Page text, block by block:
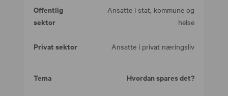
Ansatte i stat, kommune og
helse
Ansatte i privat næringsliv
Hvordan spares det?